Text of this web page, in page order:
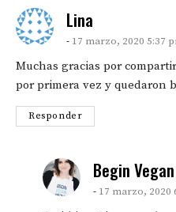
Lina
17 marzo, 2020 5:37
Muchas gracias por
por primera vez y quedaron
Responder
Begin
17 marzo, 2020